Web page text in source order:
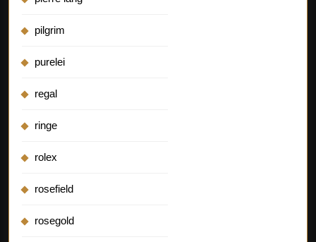
pilgrim
purelei
regal
ringe
rolex
rosefield
rosegold